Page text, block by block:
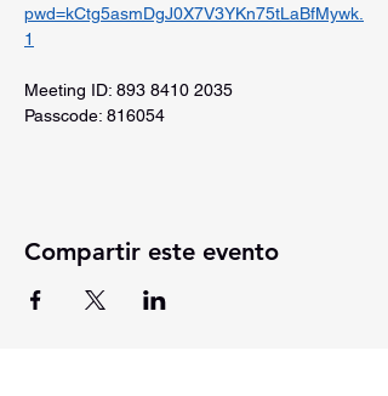
pwd=kCtg5asmDgJ0X7V3YKn75tLaBfMywk.
1
Meeting ID: 893 8410 2035
Passcode: 816054
Compartir este evento